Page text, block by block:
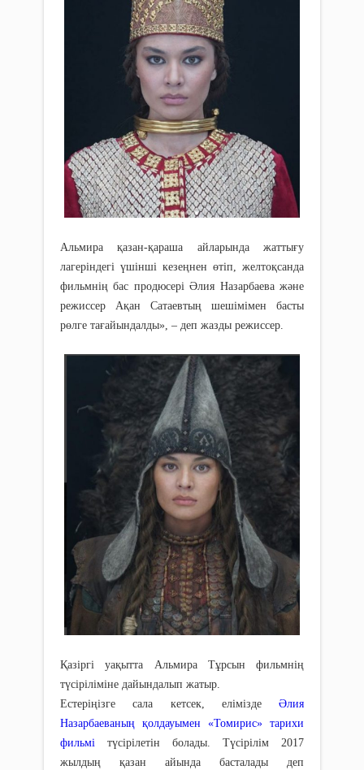
Альмира қазан-қараша айларында жаттығу
лагеріндегі үшінші кезеңнен өтіп, желтоқсанда
фильмнің бас продюсері Әлия Назарбаева және
режиссер Ақан Сатаевтың шешімімен басты
рөлге тағайындалды», – деп жазды режиссер.
Қазіргі уақытта Альмира Тұрсын фильмнің
түсіріліміне дайындалып жатыр.
Естеріңізге сала кетсек, елімізде Әлия
Назарбаеваның қолдауымен «Томирис» тарихи
фильмі түсірілетін болады. Түсірілім 2017
жылдың қазан айында басталады деп